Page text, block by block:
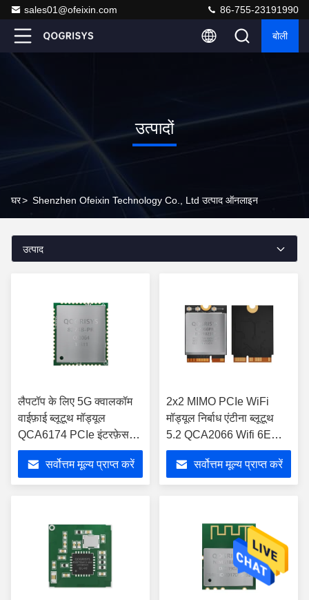
sales01@ofeixin.com 86-755-23191990
बोली
उत्पादों
घर> Shenzhen Ofeixin Technology Co., Ltd उत्पाद ऑनलाइन
उत्पाद
लैपटॉप के लिए 5G क्वालकॉम
वाईफ़ाई ब्लूटूथ मॉड्यूल
QCA6174 PCIe इंटरफ़ेस
802.11ac + BT5.0
सर्वोत्तम मूल्य प्राप्त करें
2x2 MIMO PCIe WiFi
मॉड्यूल निर्बाध एंटीना ब्लूटूथ
5.2 QCA2066 Wifi 6E
मॉड्यूल
सर्वोत्तम मूल्य प्राप्त करें